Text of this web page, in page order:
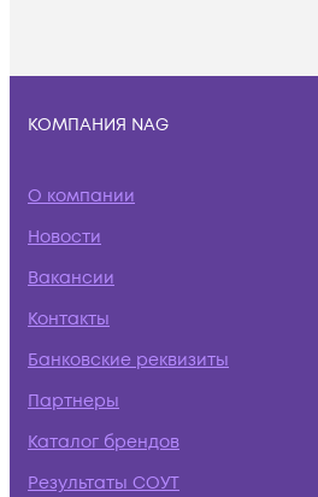
КОМПАНИЯ NAG
О компании
Новости
Вакансии
Контакты
Банковские реквизиты
Партнеры
Каталог брендов
Результаты СОУТ